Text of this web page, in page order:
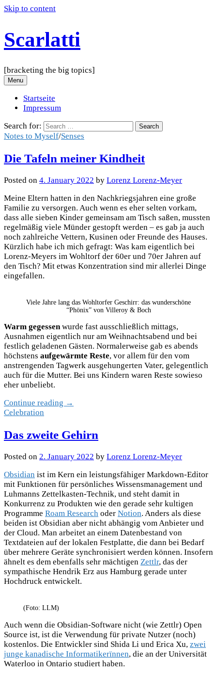
Skip to content
Scarlatti
[bracketing the big topics]
Menu
Startseite
Impressum
Search for:
Notes to Myself/Senses
Die Tafeln meiner Kindheit
Posted on 4. January 2022 by Lorenz Lorenz-Meyer
Meine Eltern hatten in den Nachkriegsjahren eine große
Familie zu versorgen. Auch wenn es eher selten vorkam,
dass alle sieben Kinder gemeinsam am Tisch saßen, mussten
regelmäßig viele Münder gestopft werden – es gab ja auch
noch zahlreiche Vettern, Kusinen oder Freunde des Hauses.
Kürzlich habe ich mich gefragt: Was kam eigentlich bei
Lorenz-Meyers im Wohltorf der 60er und 70er Jahren auf
den Tisch? Mit etwas Konzentration sind mir allerlei Dinge
eingefallen.
Viele Jahre lang das Wohltorfer Geschirr: das wunderschöne
“Phönix” von Villeroy & Boch
Warm gegessenwurde fast ausschließlich mittags,
Ausnahmen eigentlich nur am Weihnachtsabend und bei
festlich geladenen Gästen. Normalerweise gab es abends
höchstens aufgewärmte Reste, vor allem für den vom
anstrengenden Tagwerk ausgehungerten Vater, gelegentlich
auch für die Mutter. Bei uns Kindern waren Reste sowieso
eher unbeliebt.
Continue reading →
Celebration
Das zweite Gehirn
Posted on 2. January 2022 by Lorenz Lorenz-Meyer
Obsidian ist im Kern ein leistungsfähiger Markdown-Editor
mit Funktionen für persönliches Wissensmanagement und
Luhmanns Zettelkasten-Technik, und steht damit in
Konkurrenz zu Produkten wie den gerade sehr kultigen
Programme Roam Research oder Notion. Anders als diese
beiden ist Obsidian aber nicht abhängig vom Anbieter und
der Cloud. Man arbeitet an einem Datenbestand von
Textdateien auf der lokalen Festplatte, die dann bei Bedarf
über mehrere Geräte synchronisiert werden können. Insofern
ähnelt es dem ebenfalls sehr mächtigen Zettlr, das der
sympathische Hendrik Erz aus Hamburg gerade unter
Hochdruck entwickelt.
(Foto: LLM)
Auch wenn die Obsidian-Software nicht (wie Zettlr) Open
Source ist, ist die Verwendung für private Nutzer (noch)
kostenlos. Die Entwickler sind Shida Li und Erica Xu, zwei
junge kanadische Informatikerïnnen, die an der Universität
Waterloo in Ontario studiert haben.